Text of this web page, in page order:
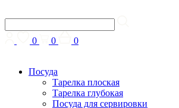
0 0 0
Посуда
Тарелка плоская
Тарелка глубокая
Посуда для сервировки